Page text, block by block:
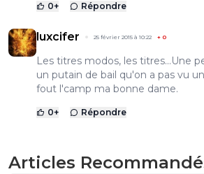
0+ Répondre
luxcifer 25 février 2015 à 10:22 + 0
Les titres modos, les titres...Une
un putain de bail qu'on a pas vu
fout l'camp ma bonne dame.
0+ Répondre
Articles